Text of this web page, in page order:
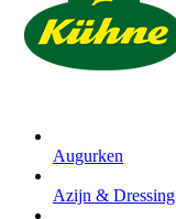
Augurken
Azijn & Dressing